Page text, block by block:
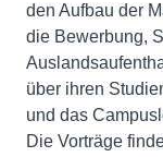
den Aufbau der
die Bewerbung,
über ihren
und das
Die Vorträge